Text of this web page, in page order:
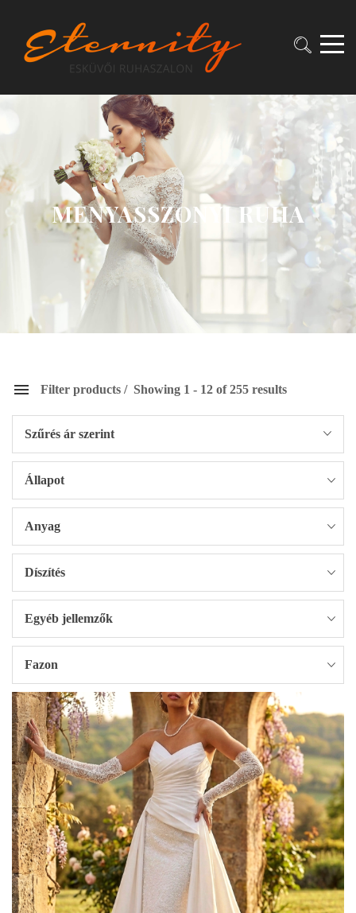
MENYASSZONYI RUHA
Filter products Showing 1 - 12 of 255 results
Szűrés ár szerint
Állapot
Anyag
Díszítés
Egyéb jellemzők
Fazon